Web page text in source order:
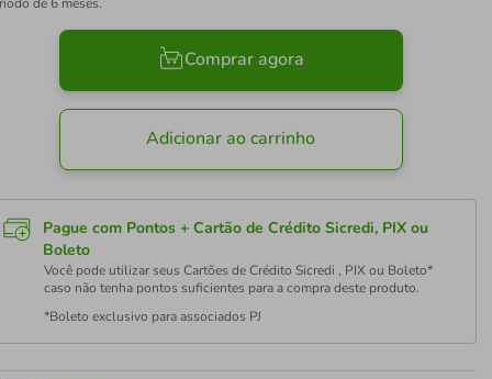
Comprar agora
Adicionar ao carrinho
Pague com Pontos + Cartão de Crédito Sicredi, PIX ou
Boleto
Você pode utilizar seus Cartões de Crédito Sicredi , PIX ou Boleto*
caso não tenha pontos suficientes para a compra deste produto.
*Boleto exclusivo para associados PJ